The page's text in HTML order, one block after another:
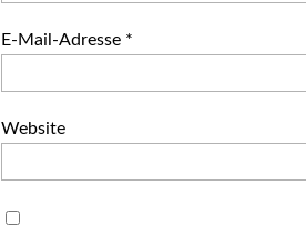
E-Mail-Adresse *
Website